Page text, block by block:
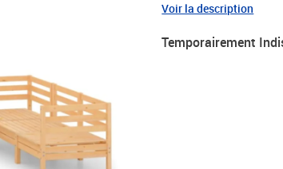
intemporel de palette,
de mobilier d'extérieur
dans n'importe quel
Voir la description
Temporairement